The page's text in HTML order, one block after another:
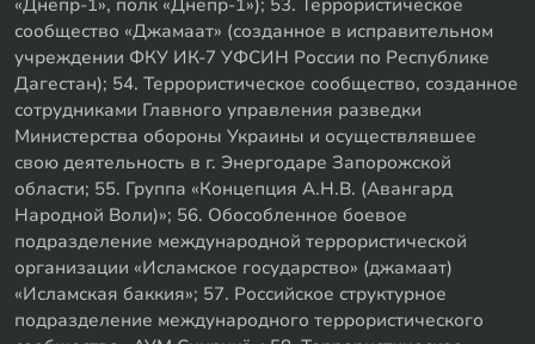
сообщество «Джамаат» (созданное в исправительном
учреждении ФКУ ИК-7 УФСИН России по Республике
Дагестан); 54. Террористическое сообщество, созданное
сотрудниками Главного управления разведки
Министерства обороны Украины и осуществлявшее
свою деятельность в г. Энергодаре Запорожской
области; 55. Группа «Концепция А.Н.В. (Авангард
Народной Воли)»; 56. Обособленное боевое
подразделение международной террористической
организации «Исламское государство» (джамаат)
«Исламская баккия»; 57. Российское структурное
подразделение международного террористического